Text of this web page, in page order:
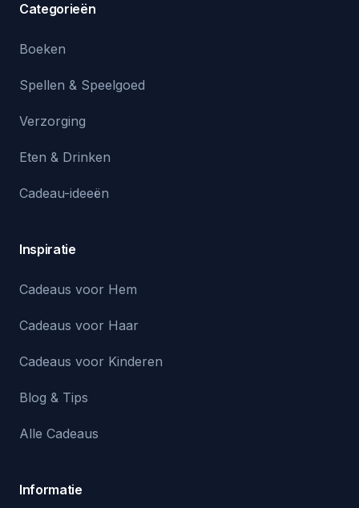
Categorieën
Boeken
Spellen & Speelgoed
Verzorging
Eten & Drinken
Cadeau-ideeën
Inspiratie
Cadeaus voor Hem
Cadeaus voor Haar
Cadeaus voor Kinderen
Blog & Tips
Alle Cadeaus
Informatie